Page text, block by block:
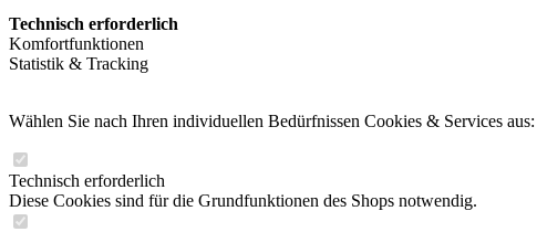
Technisch erforderlich
Komfortfunktionen
Statistik & Tracking
Wählen Sie nach Ihren individuellen Bedürfnissen Cookies & Services aus:
Technisch erforderlich
Diese Cookies sind für die Grundfunktionen des Shops notwendig.